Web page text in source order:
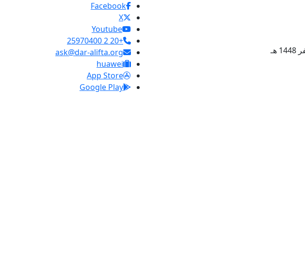
Facebook
X
Youtube
+20 2 25970400
ask@dar-alifta.org
huawei
App Store
Google Play